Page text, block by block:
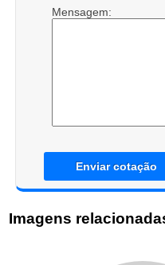
Mensagem:
Enviar cotação
Imagens